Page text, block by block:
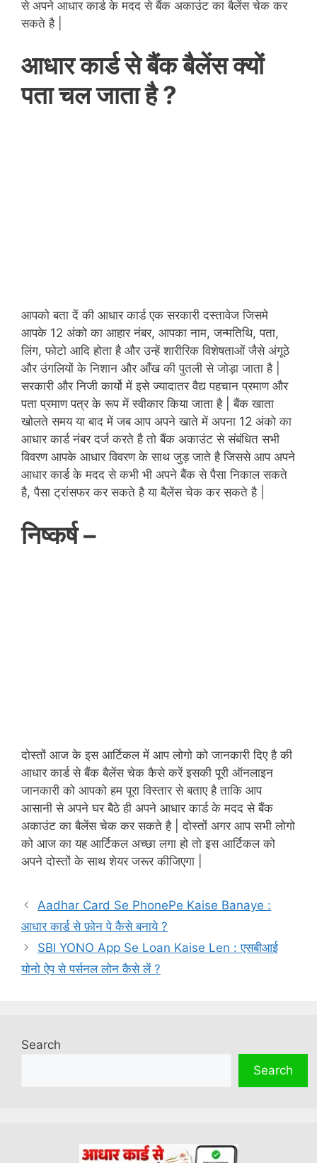
से अपने आधार कार्ड के मदद से बैंक अकाउंट का बैलेंस चेक कर
सकते है |
आधार कार्ड से बैंक बैलेंस क्यों
पता चल जाता है ?
आपको बता दें की आधार कार्ड एक सरकारी दस्तावेज जिसमे
आपके 12 अंको का आहार नंबर, आपका नाम, जन्मतिथि, पता,
लिंग, फोटो आदि होता है और उन्हें शारीरिक विशेषताओं जैसे अंगूठे
और उंगलियों के निशान और आँख की पुतली से जोड़ा जाता है |
सरकारी और निजी कार्यो में इसे ज्यादातर वैद्य पहचान प्रमाण और
पता प्रमाण पत्र के रूप में स्वीकार किया जाता है | बैंक खाता
खोलते समय या बाद में जब आप अपने खाते में अपना 12 अंको का
आधार कार्ड नंबर दर्ज करते है तो बैंक अकाउंट से संबंधित सभी
विवरण आपके आधार विवरण के साथ जुड़ जाते है जिससे आप अपने
आधार कार्ड के मदद से कभी भी अपने बैंक से पैसा निकाल सकते
है, पैसा ट्रांसफर कर सकते है याबैलेंसचेक कर सकते है |
निष्कर्ष –
दोस्तों आज के इस आर्टिकल में आप लोगो को जानकारी दिए है की
आधार कार्ड से बैंक बैलेंस चेक कैसे करें इसकी पूरी ऑनलाइन
जानकारी को आपको हम पूरा विस्तार से बताए है ताकि आप
आसानी से अपने घर बैठे ही अपने आधार कार्ड के मदद से बैंक
अकाउंट का बैलेंस चेक कर सकते है | दोस्तों अगर आप सभी लोगो
को आज का यह आर्टिकल अच्छा लगा हो तो इस आर्टिकल को
अपने दोस्तों के साथ शेयर जरूर कीजिएगा |
Aadhar Card Se PhonePe Kaise Banaye :
आधार कार्ड से फ़ोन पे कैसे बनाये ?
SBI YONO App Se Loan Kaise Len : एसबीआई
योनो ऐप से पर्सनल लोन कैसे लें ?
Search
Search